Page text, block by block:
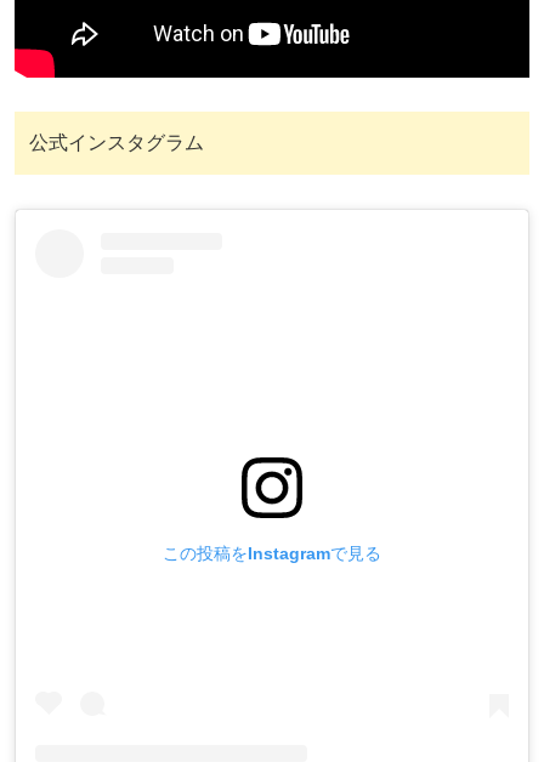
公式インスタグラム
この投稿をInstagramで見る